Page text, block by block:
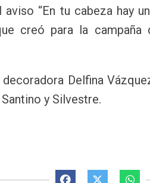
“En tu cabeza hay
creó para la
decoradora Delfina
y Silvestre.